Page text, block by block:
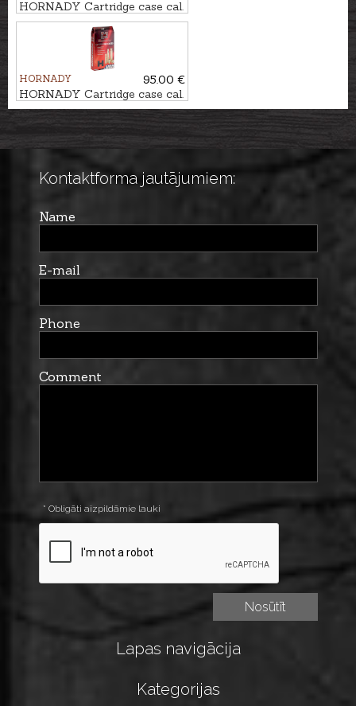
HORNADY Cartridge case cal.
.308Win.
HORNADY
95.00 €
HORNADY Cartridge case cal.
6,5 PRC
Kontaktforma jautājumiem:
Name
E-mail
Phone
Comment
* Obligāti aizpildāmie lauki
Lapas navigācija
Kategorijas